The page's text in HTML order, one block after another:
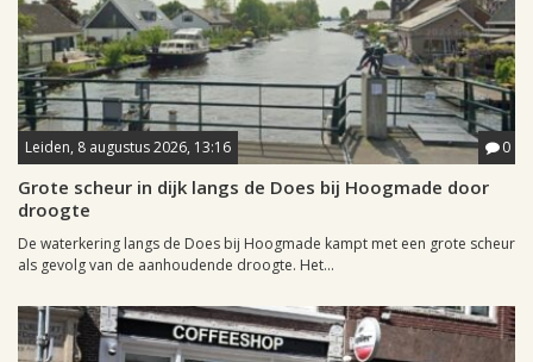
Leiden, 8 augustus 2026, 13:16 0
Grote scheur in dijk langs de Does bij Hoogmade door
droogte
De waterkering langs de Does bij Hoogmade kampt met een grote scheur
als gevolg van de aanhoudende droogte. Het...